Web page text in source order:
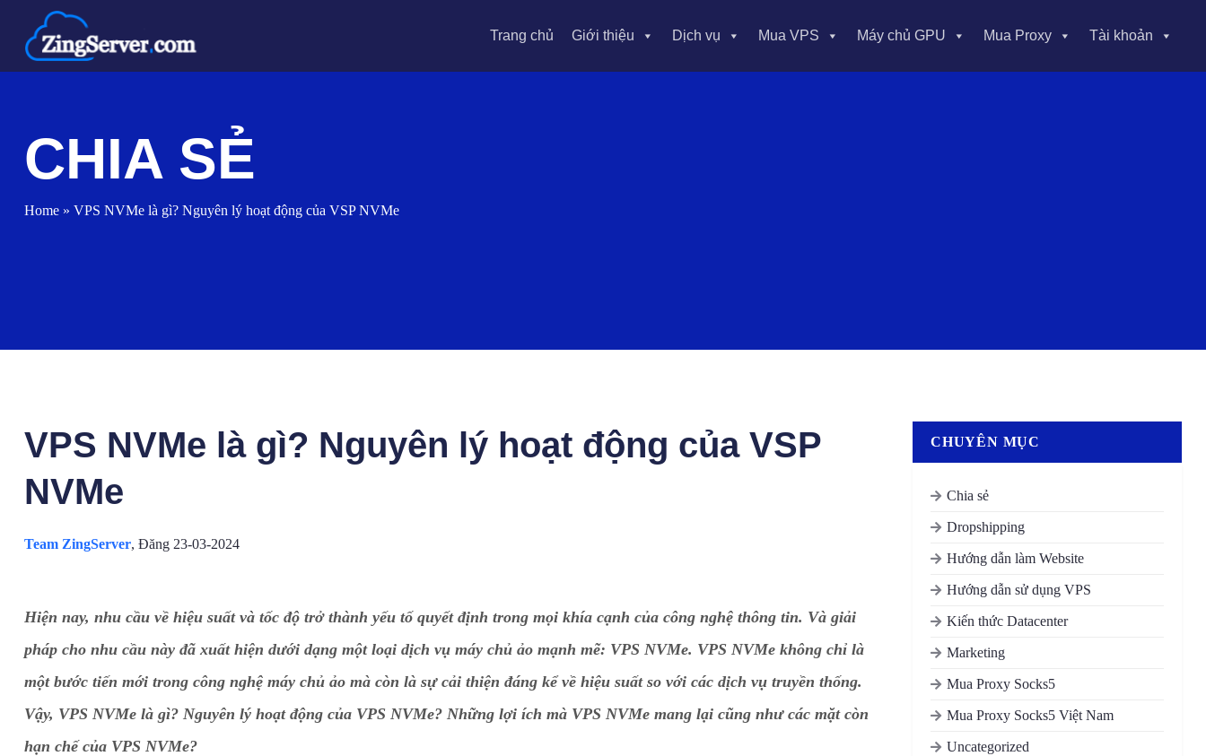
Trang chủ Giới thiệu Dịch vụ Mua VPS Máy chủ GPU Mua Proxy Tài khoản
CHIA SẺ
Home » VPS NVMe là gì? Nguyên lý hoạt động của VSP NVMe
VPS NVMe là gì? Nguyên lý hoạt động của VSP
NVMe
Team ZingServer, Đăng 23-03-2024
Hiện nay, nhu cầu về hiệu suất và tốc độ trở thành yếu tố quyết định trong mọi khía cạnh của công nghệ thông tin. Và giải
pháp cho nhu cầu này đã xuất hiện dưới dạng một loại dịch vụ máy chủ ảo mạnh mẽ: VPS NVMe. VPS NVMe không chỉ là
một bước tiến mới trong công nghệ máy chủ ảo mà còn là sự cải thiện đáng kể về hiệu suất so với các dịch vụ truyền thống.
Vậy, VPS NVMe là gì? Nguyên lý hoạt động của VPS NVMe? Những lợi ích mà VPS NVMe mang lại cũng như các mặt còn
hạn chế của VPS NVMe?
CHUYÊN MỤC
Chia sẻ
Dropshipping
Hướng dẫn làm Website
Hướng dẫn sử dụng VPS
Kiến thức Datacenter
Marketing
Mua Proxy Socks5
Mua Proxy Socks5 Việt Nam
Uncategorized